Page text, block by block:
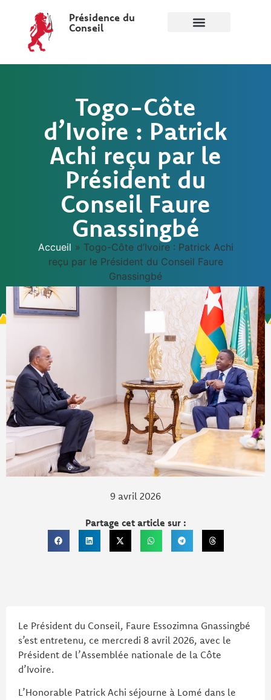
Présidence du
Conseil
Togo-Côte
d’Ivoire : Patrick
Achi reçu par le
Président du
Conseil Faure
Gnassingbé
Accueil » Togo-Côte d’Ivoire : Patrick Achi
reçu par le Président du Conseil Faure
Gnassingbé
9 avril 2026
Partage cet article sur :
Le Président du Conseil, Faure Essozimna Gnassingbé
s’est entretenu, ce mercredi 8 avril 2026, avec le
Président de l’Assemblée nationale de la Côte
d’Ivoire.
L’Honorable Patrick Achi séjourne à Lomé dans le